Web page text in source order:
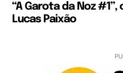
“A Garota da Noz
Lucas Paixão